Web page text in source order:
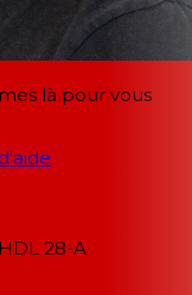
là pour vous
28-A